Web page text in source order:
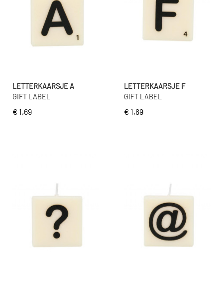
LETTERKAARSJE A
GIFT LABEL
€ 1,69
LETTERKAARSJE F
GIFT LABEL
€ 1,69